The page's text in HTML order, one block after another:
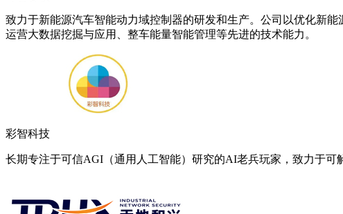
致力于新能源汽车智能动力域控制器的研发和生产。公司以优化新
运营大数据挖掘与应用、整车能量智能管理等先进的技术能力。
彩智科技
长期专注于可信AGI（通用人工智能）研究的AI老兵玩家，致力于可